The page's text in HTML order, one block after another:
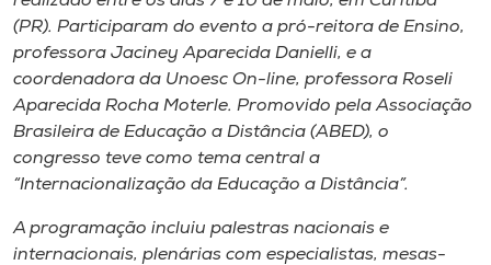
Rádio
Museu
Unoesc
(PR). Participaram do evento a pró-reitora de Ensino,
professora Jaciney Aparecida Danielli, e a
coordenadora da Unoesc On-line, professora Roseli
Aparecida Rocha Moterle. Promovido pela Associação
Brasileira de Educação a Distância (ABED), o
congresso teve como tema central a
“Internacionalização da Educação a Distância”.
A programação incluiu palestras nacionais e
internacionais, plenárias com especialistas, mesas-